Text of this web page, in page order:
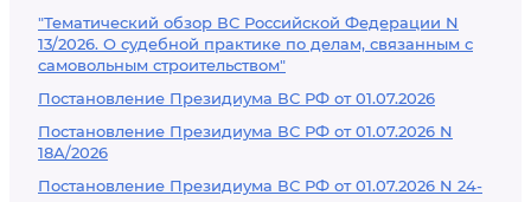
"Тематический обзор ВС Российской Федерации N
13/2026. О судебной практике по делам, связанным с
самовольным строительством"
Постановление Президиума ВС РФ от 01.07.2026
Постановление Президиума ВС РФ от 01.07.2026 N
18А/2026
Постановление Президиума ВС РФ от 01.07.2026 N 24-